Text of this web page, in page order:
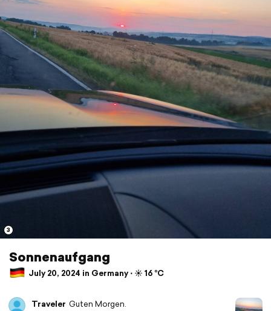
3
Sonnenaufgang
July 20, 2024 in Germany ⋅ ☀️ 16 °C
Traveler Guten Morgen.